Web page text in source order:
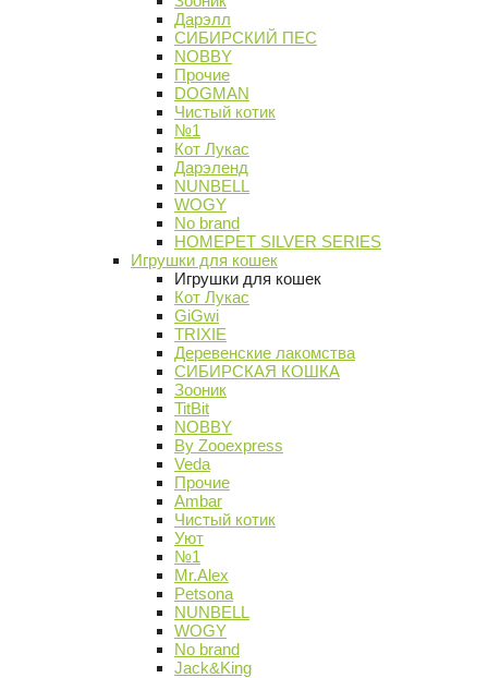
Дарэлл
СИБИРСКИЙ ПЕС
NOBBY
Прочие
DOGMAN
Чистый котик
№1
Кот Лукас
Дарэленд
NUNBELL
WOGY
No brand
HOMEPET SILVER SERIES
Игрушки для кошек
Игрушки для кошек
Кот Лукас
GiGwi
TRIXIE
Деревенские лакомства
СИБИРСКАЯ КОШКА
Зооник
TitBit
NOBBY
By Zooexpress
Veda
Прочие
Ambar
Чистый котик
Уют
№1
Mr.Alex
Petsona
NUNBELL
WOGY
No brand
Jack&King